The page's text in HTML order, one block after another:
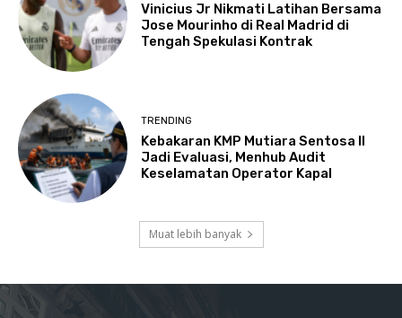
Vinicius Jr Nikmati Latihan Bersama
Jose Mourinho di Real Madrid di
Tengah Spekulasi Kontrak
TRENDING
Kebakaran KMP Mutiara Sentosa II
Jadi Evaluasi, Menhub Audit
Keselamatan Operator Kapal
Muat lebih banyak